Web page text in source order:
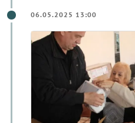
06.05.2025 13:00